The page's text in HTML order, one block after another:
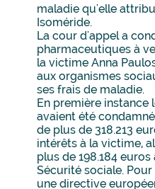
maladie qu'elle
Isoméride.
La cour d'appel a
pharmaceutiques à
la victime Anna
aux organismes
ses frais de maladie.
En première instance
avaient été
de plus de 318.213
intérêts à la victime,
plus de 198.184
Sécurité sociale.
une directive